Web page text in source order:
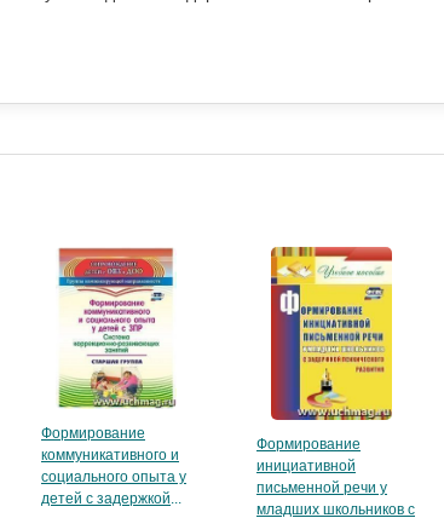
Формирование
коммуникативного и
социального опыта у
детей с задержкой
Формирование
инициативной
письменной речи у
младших школьников с